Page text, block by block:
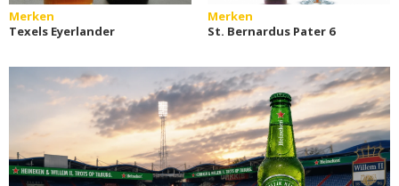
Merken
Texels Eyerlander
Merken
St. Bernardus Pater 6